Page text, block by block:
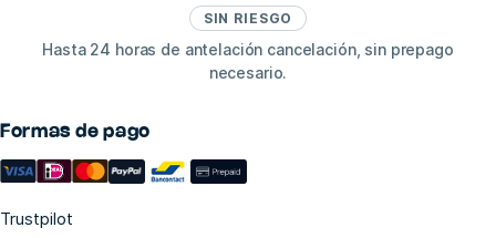
SIN RIESGO
Hasta 24 horas de antelación cancelación, sin prepago
necesario.
Formas de pago
Trustpilot